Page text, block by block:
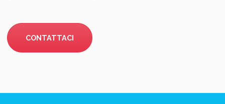
CONTATTACI